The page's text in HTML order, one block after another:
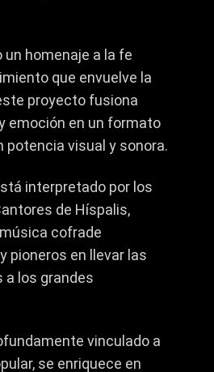
homenaje a la fe
que envuelve la
proyecto fusiona
emoción en un formato
potencia visual y sonora.
interpretado por los
de Híspalis,
cofrade
pioneros en llevar las
a los grandes
vinculado a
se enriquece en